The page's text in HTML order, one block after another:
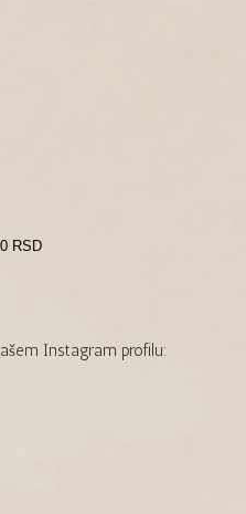
RSD
Instagram profilu: